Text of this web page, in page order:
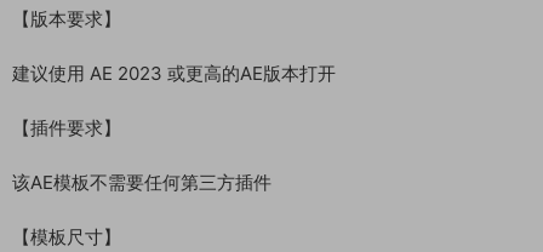
【版本要求】
建议使用 AE 2023 或更高的AE版本打开
【插件要求】
该AE模板不需要任何第三方插件
【模板尺寸】